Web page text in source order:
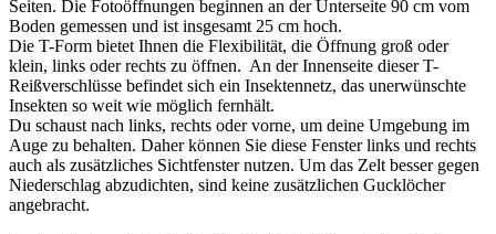
Seiten. Die Fotoöffnungen beginnen an der Unterseite 90 cm vom
Boden gemessen und ist insgesamt 25 cm hoch.
Die T-Form bietet Ihnen die Flexibilität, die Öffnung groß oder
klein, links oder rechts zu öffnen. An der Innenseite dieser T-
Reißverschlüsse befindet sich ein Insektennetz, das unerwünschte
Insekten so weit wie möglich fernhält.
Du schaust nach links, rechts oder vorne, um deine Umgebung im
Auge zu behalten. Daher können Sie diese Fenster links und rechts
auch als zusätzliches Sichtfenster nutzen. Um das Zelt besser gegen
Niederschlag abzudichten, sind keine zusätzlichen Gucklöcher
angebracht.